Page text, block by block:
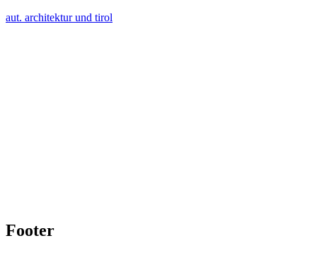
aut. architektur und tirol
Footer